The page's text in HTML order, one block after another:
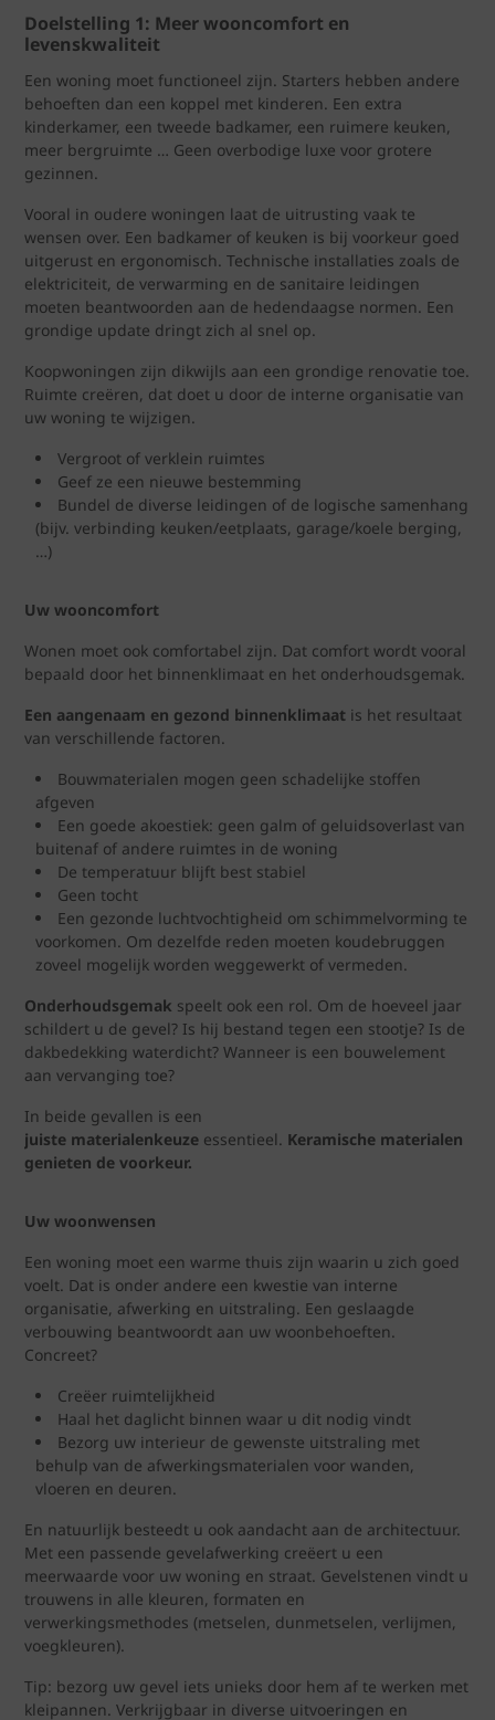
Doelstelling 1: Meer wooncomfort en
levenskwaliteit
Een woning moet functioneel zijn. Starters hebben andere
behoeften dan een koppel met kinderen. Een extra
kinderkamer, een tweede badkamer, een ruimere keuken,
meer bergruimte … Geen overbodige luxe voor grotere
gezinnen.
Vooral in oudere woningen laat de uitrusting vaak te
wensen over. Een badkamer of keuken is bij voorkeur goed
uitgerust en ergonomisch. Technische installaties zoals de
elektriciteit, de verwarming en de sanitaire leidingen
moeten beantwoorden aan de hedendaagse normen. Een
grondige update dringt zich al snel op.
Koopwoningen zijn dikwijls aan een grondige renovatie toe.
Ruimte creëren, dat doet u door de interne organisatie van
uw woning te wijzigen.
Vergroot of verklein ruimtes
Geef ze een nieuwe bestemming
Bundel de diverse leidingen of de logische samenhang
(bijv. verbinding keuken/eetplaats, garage/koele berging,
…)
Uw wooncomfort
Wonen moet ook comfortabel zijn. Dat comfort wordt vooral
bepaald door het binnenklimaat en het onderhoudsgemak.
Een aangenaam en gezond binnenklimaat is het resultaat
van verschillende factoren.
Bouwmaterialen mogen geen schadelijke stoffen
afgeven
Een goede akoestiek: geen galm of geluidsoverlast van
buitenaf of andere ruimtes in de woning
De temperatuur blijft best stabiel
Geen tocht
Een gezonde luchtvochtigheid om schimmelvorming te
voorkomen. Om dezelfde reden moeten koudebruggen
zoveel mogelijk worden weggewerkt of vermeden.
Onderhoudsgemak speelt ook een rol. Om de hoeveel jaar
schildert u de gevel? Is hij bestand tegen een stootje? Is de
dakbedekking waterdicht? Wanneer is een bouwelement
aan vervanging toe?
In beide gevallen is een
juiste materialenkeuze essentieel. Keramische materialen
genieten de voorkeur.
Uw woonwensen
Een woning moet een warme thuis zijn waarin u zich goed
voelt. Dat is onder andere een kwestie van interne
organisatie, afwerking en uitstraling. Een geslaagde
verbouwing beantwoordt aan uw woonbehoeften.
Concreet?
Creëer ruimtelijkheid
Haal het daglicht binnen waar u dit nodig vindt
Bezorg uw interieur de gewenste uitstraling met
behulp van de afwerkingsmaterialen voor wanden,
vloeren en deuren.
En natuurlijk besteedt u ook aandacht aan de architectuur.
Met een passende gevelafwerking creëert u een
meerwaarde voor uw woning en straat. Gevelstenen vindt u
trouwens in alle kleuren, formaten en
verwerkingsmethodes (metselen, dunmetselen, verlijmen,
voegkleuren).
Tip: bezorg uw gevel iets unieks door hem af te werken met
kleipannen. Verkrijgbaar in diverse uitvoeringen en